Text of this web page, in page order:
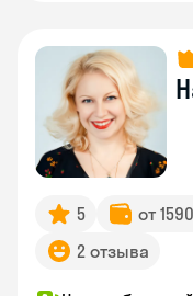
5 от
2 отзыва